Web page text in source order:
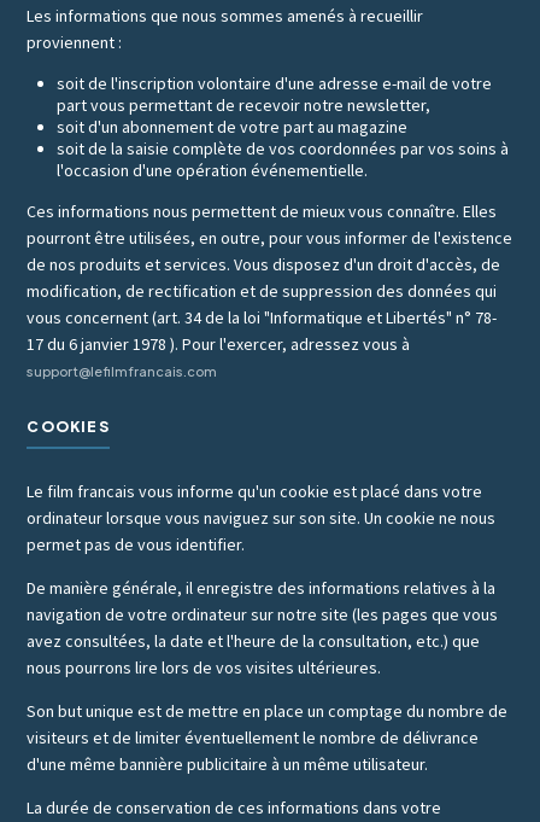
Les informations que nous sommes amenés à recueillir
proviennent :
soit de l'inscription volontaire d'une adresse e-mail de votre
part vous permettant de recevoir notre newsletter,
soit d'un abonnement de votre part au magazine
soit de la saisie complète de vos coordonnées par vos soins à
l'occasion d'une opération événementielle.
Ces informations nous permettent de mieux vous connaître. Elles
pourront être utilisées, en outre, pour vous informer de l'existence
de nos produits et services. Vous disposez d'un droit d'accès, de
modification, de rectification et de suppression des données qui
vous concernent (art. 34 de la loi "Informatique et Libertés" n° 78-
17 du 6 janvier 1978 ). Pour l'exercer, adressez vous à
support@lefilmfrancais.com
COOKIES
Le film francais vous informe qu'un cookie est placé dans votre
ordinateur lorsque vous naviguez sur son site. Un cookie ne nous
permet pas de vous identifier.
De manière générale, il enregistre des informations relatives à la
navigation de votre ordinateur sur notre site (les pages que vous
avez consultées, la date et l'heure de la consultation, etc.) que
nous pourrons lire lors de vos visites ultérieures.
Son but unique est de mettre en place un comptage du nombre de
visiteurs et de limiter éventuellement le nombre de délivrance
d'une même bannière publicitaire à un même utilisateur.
La durée de conservation de ces informations dans votre